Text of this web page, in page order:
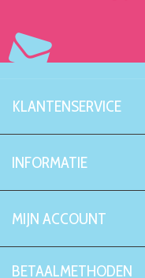
KLANTENSERVICE
INFORMATIE
MIJN ACCOUNT
BETAALMETHODEN